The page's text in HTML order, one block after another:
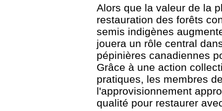
Alors que la valeur de la
restauration des forêts
semis indigènes
jouera un rôle central
pépinières canadiennes
Grâce à une action
pratiques, les membres
l'approvisionnement
qualité pour restaurer